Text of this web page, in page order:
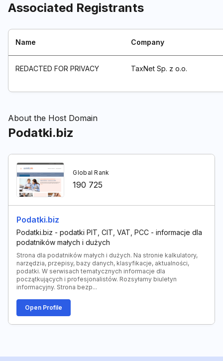
Associated Registrants
Name Company
REDACTED FOR PRIVACY TaxNet Sp. z o.o.
About the Host Domain
Podatki.biz
Podatki.biz
Podatki.biz - podatki PIT, CIT, VAT, PCC - informacje dla
podatników małych i dużych
Strona dla podatników małych i dużych. Na stronie kalkulatory,
narzędzia, przepisy, bazy danych, klasyfikacje, aktualności,
podatki. W serwisach tematycznych informacje dla
początkujących i profesjonalistów. Rozsyłamy biuletyn
informacyjny. Strona bezp...
Global Rank
190 725
Open Profile